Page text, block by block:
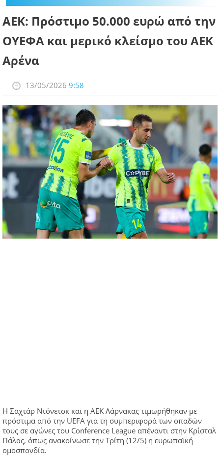
ΠΡΟΣΩΠΑ
ΛΑΡΝΑΚΑ 2030
ΑΕΚ: Πρόστιμο 50.000 ευρώ από την
ΟΥΕΦΑ και μερικό κλείσμο του ΑΕΚ
Αρένα
13/05/2026 9:58
Η Σαχτάρ Ντόνετσκ και η ΑΕΚ Λάρνακας τιμωρήθηκαν με
πρόστιμα από την UEFA για τη συμπεριφορά των οπαδών
τους σε αγώνες του Conference League απέναντι στην Κρίσταλ
Πάλας, όπως ανακοίνωσε την Τρίτη (12/5) η ευρωπαϊκή
ομοσπονδία.